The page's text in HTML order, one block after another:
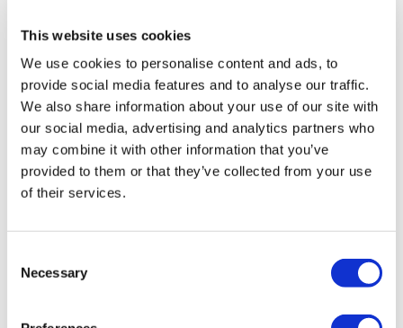
This website uses cookies
We use cookies to personalise content and ads, to
provide social media features and to analyse our traffic.
We also share information about your use of our site with
our social media, advertising and analytics partners who
may combine it with other information that you’ve
provided to them or that they’ve collected from your use
of their services.
Selection
Necessary
Tous les traitements sont effectués par un établissement de
À propos de Nous
Comment Ça Marche
Guide Pré-Op
Auteurs & évaluateurs
Flymedi Programme de Parrainage
Plans De Paiement
Carrières
Blog
Politique d'annulation